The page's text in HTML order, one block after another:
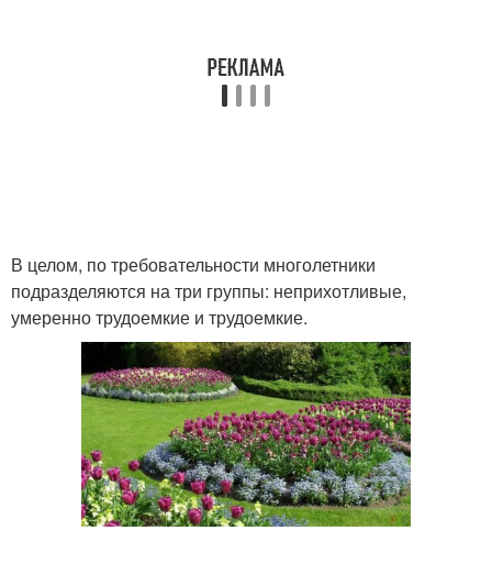
Круглая клумба
Одинаковые
многолетники
Схемы с
многолетниками
Цветник из
многолетников
Цветники из
Клумба на солнечном
В целом, по требовательности многолетники
подразделяются на три группы: неприхотливые,
умеренно трудоемкие и трудоемкие.